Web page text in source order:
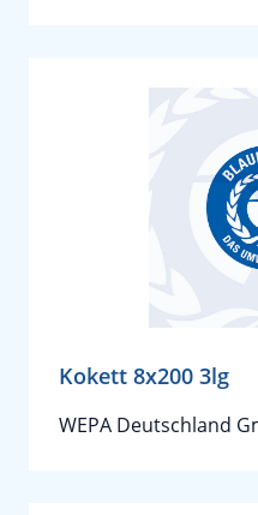
Kokett 8x200 3lg
WEPA Deutschland